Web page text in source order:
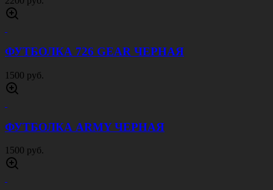
ФУТБОЛКА 726 GEAR ЧЕРНАЯ
1500 руб.
ФУТБОЛКА ARMY ЧЕРНАЯ
1500 руб.